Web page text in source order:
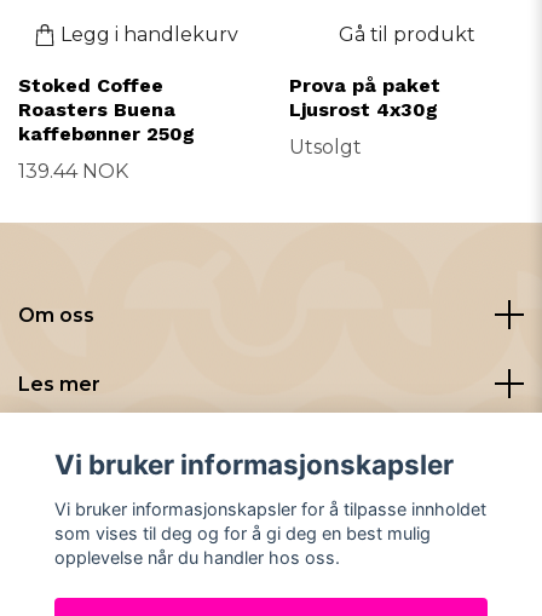
Legg i handlekurv
Stoked Coffee
Roasters Buena
kaffebønner 250g
139.44 NOK
Gå til produkt
Prova på paket
Ljusrost 4x30g
Utsolgt
Om oss
Les mer
Sosiale medier
Vi bruker informasjonskapsler
Vi bruker informasjonskapsler for å tilpasse innholdet
som vises til deg og for å gi deg en best mulig
opplevelse når du handler hos oss.